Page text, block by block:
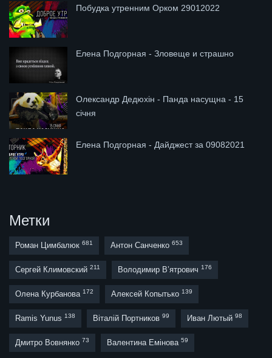
Побудка утренним Орком 29012022
Елена Подгорная - Зловеще и страшно
Олександр Дедюхін - Панда насущна - 15
січня
Елена Подгорная - Дайджест за 09082021
Метки
Роман Цимбалюк 681 Антон Санченко 653
Сергей Климовский 211 Володимир В’ятрович 176
Олена Курбанова 172 Алексей Копытько 139
Ramis Yunus 138 Віталій Портников 99 Иван Лютый 98
Дмитро Вовнянко 73 Валентина Емінова 59